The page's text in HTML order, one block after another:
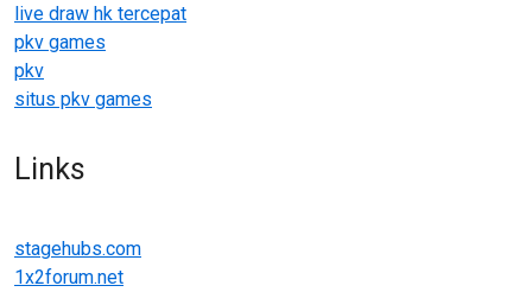
live draw hk tercepat
pkv games
pkv
situs pkv games
Links
stagehubs.com
1x2forum.net